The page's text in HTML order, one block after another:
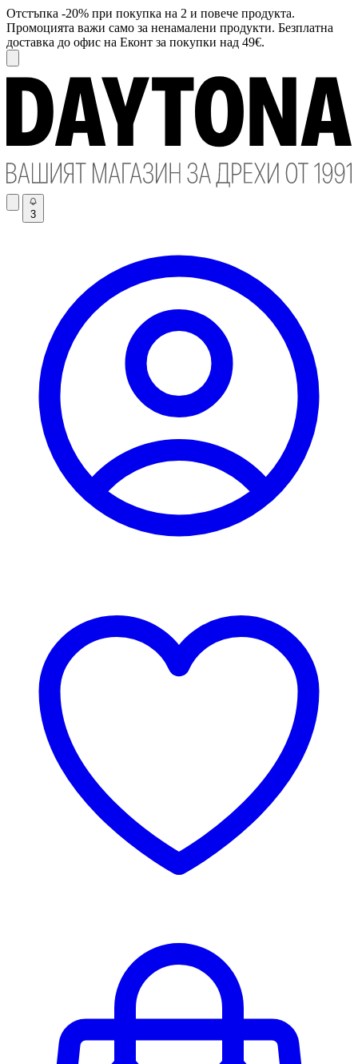
Отстъпка -20% при покупка на 2 и повече продукта.
Промоцията важи само за ненамалени продукти. Безплатна
доставка до офис на Еконт за покупки над 49€.
3